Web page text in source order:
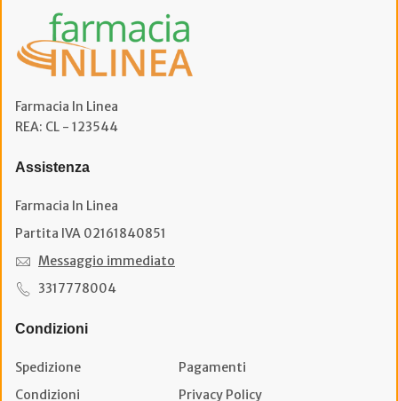
Farmacia In Linea
REA: CL - 123544
Assistenza
Farmacia In Linea
Partita IVA 02161840851
Messaggio immediato
3317778004
Condizioni
Spedizione
Pagamenti
Condizioni
Privacy Policy